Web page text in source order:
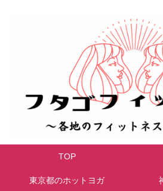
TOP
東京都のホットヨガ